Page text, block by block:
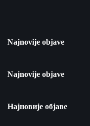
Najnovije objave
Najnovije objave
Најновије објаве